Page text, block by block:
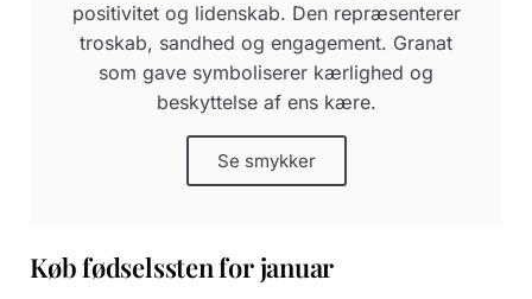
positivitet og lidenskab. Den repræsenterer
troskab, sandhed og engagement. Granat
som gave symboliserer kærlighed og
beskyttelse af ens kære.
Se smykker
Køb fødselssten for januar